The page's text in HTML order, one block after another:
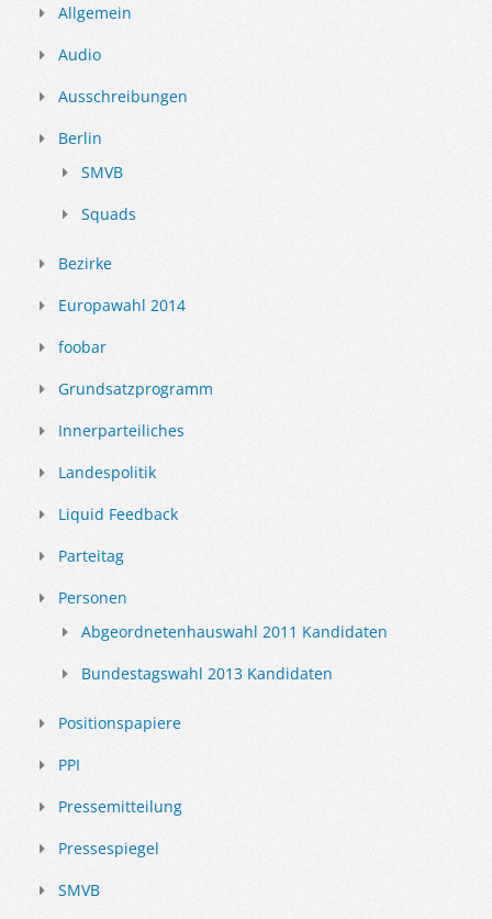
Allgemein
Audio
Ausschreibungen
Berlin
SMVB
Squads
Bezirke
Europawahl 2014
foobar
Grundsatzprogramm
Innerparteiliches
Landespolitik
Liquid Feedback
Parteitag
Personen
Abgeordnetenhauswahl 2011 Kandidaten
Bundestagswahl 2013 Kandidaten
Positionspapiere
PPI
Pressemitteilung
Pressespiegel
SMVB